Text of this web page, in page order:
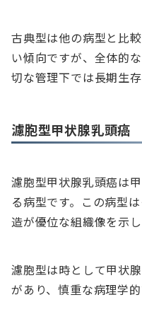
古典型は他の病型と比
い傾向ですが、全体的
切な管理下では長期生存
濾胞型甲状腺乳頭癌
濾胞型甲状腺乳頭癌は
る病型です。この病型
造が優位な組織像を示し
濾胞型は時として甲状
があり、慎重な病理学的